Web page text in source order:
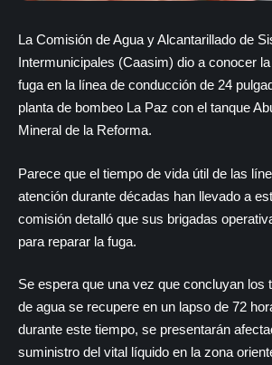
La Comisión de Agua y Alcantarillado de
Intermunicipales (Caasim) dio a conocer
fuga en la línea de conducción de 24
planta de bombeo La Paz con el tanque
Mineral de la Reforma.
Parece que el tiempo de vida útil de las
atención durante décadas han llevado a
comisión detalló que sus brigadas
para reparar la fuga.
Se espera que una vez que concluyan los
de agua se recupere en un lapso de 72
durante este tiempo, se presentarán
suministro del vital líquido en la zona